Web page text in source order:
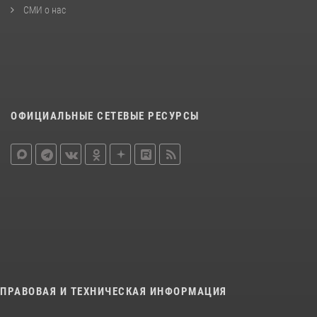
СМИ о нас
ОФИЦИАЛЬНЫЕ СЕТЕВЫЕ РЕСУРСЫ
ПРАВОВАЯ И ТЕХНИЧЕСКАЯ ИНФОРМАЦИЯ